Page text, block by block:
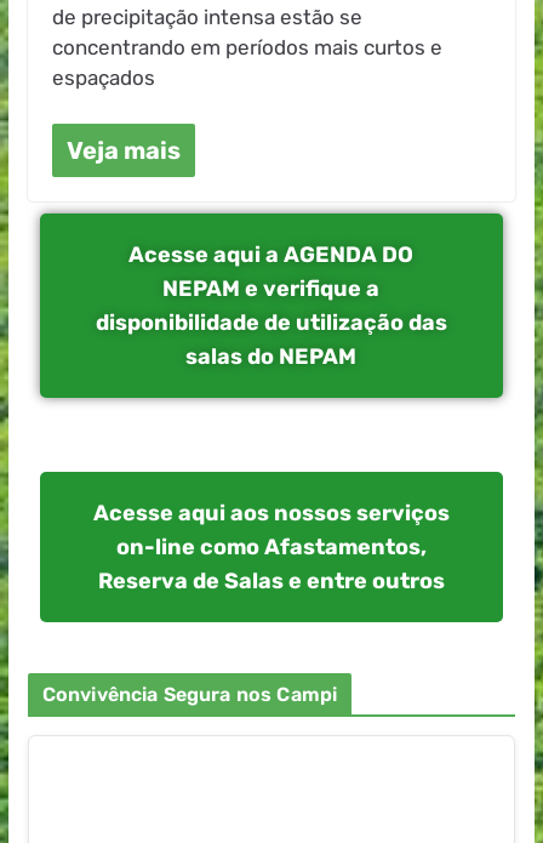
de precipitação intensa estão se
concentrando em períodos mais curtos e
espaçados
Veja mais
Acesse aqui a AGENDA DO
NEPAM e verifique a
disponibilidade de utilização das
salas do NEPAM
Acesse aqui aos nossos serviços
on-line como Afastamentos,
Reserva de Salas e entre outros
Convivência Segura nos Campi